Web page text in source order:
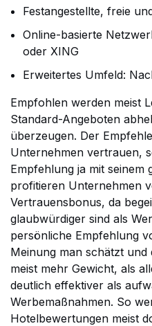
Festangestellte, freie
Online-basierte
oder XING
Erweitertes Umfeld:
Empfohlen werden meist
Standard-Angeboten
überzeugen. Der
Unternehmen vertrauen,
Empfehlung ja mit seinem
profitieren Unternehmen
Vertrauensbonus, da
glaubwürdiger sind als
persönliche Empfehlung
Meinung man schätzt
meist mehr Gewicht, als
deutlich effektiver als
Werbemaßnahmen. So
Hotelbewertungen meist